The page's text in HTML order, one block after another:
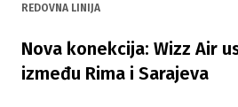
REDOVNA LINIJA
Nova konekcija: Wizz Air
između Rima i Sarajeva